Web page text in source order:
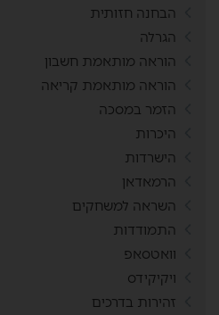
הבחנה חזותית
הגרלה
הוראה מותאמת חשבון
הוראה מותאמת קריאה
הזמר במסכה
היכרות
הישרדות
הרמאדאן
השראה למשחקים
התמודדות
וואטסאפ
ויקיקידס
זהירות בדרכים